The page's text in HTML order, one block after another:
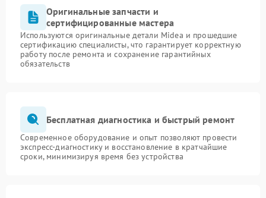
Оригинальные запчасти и
сертифицированные мастера
Используются оригинальные детали Midea и прошедшие
сертификацию специалисты, что гарантирует корректную
работу после ремонта и сохранение гарантийных
обязательств
Бесплатная диагностика и быстрый ремонт
Современное оборудование и опыт позволяют провести
экспресс-диагностику и восстановление в кратчайшие
сроки, минимизируя время без устройства